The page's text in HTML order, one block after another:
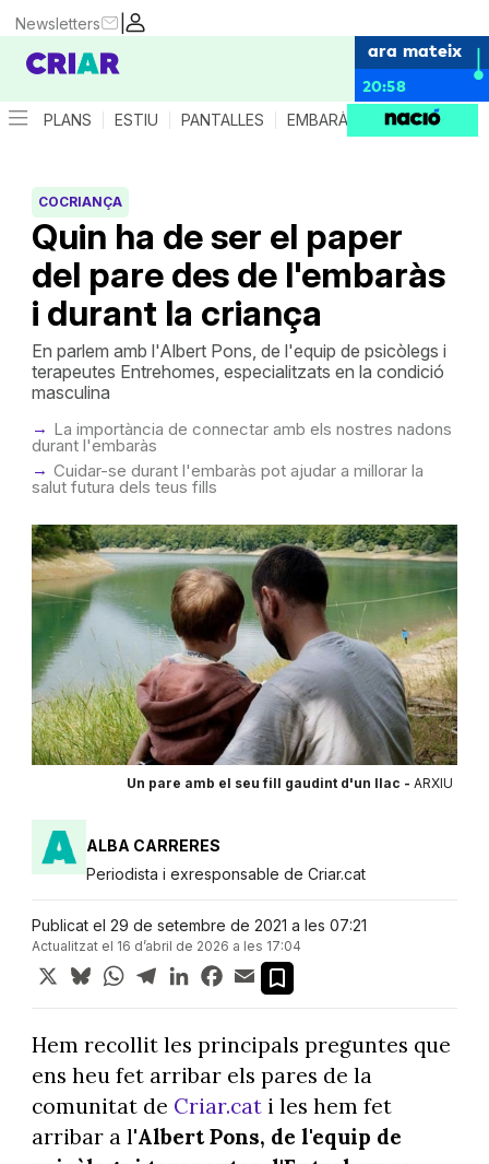
|
Newsletters
ara mateix
20:58
PLANS ESTIU PANTALLES EMBARÀS CRIANÇA
Quin ha de ser el paper
del pare des de l'embaràs
i durant la criança
COCRIANÇA
En parlem amb l'Albert Pons, de l'equip de psicòlegs i
terapeutes Entrehomes, especialitzats en la condició
masculina
La importància de connectar amb els nostres nadons
durant l'embaràs
Cuidar-se durant l'embaràs pot ajudar a millorar la
salut futura dels teus fills
Un pare amb el seu fill gaudint d'un llac - ARXIU
ALBA CARRERES
Periodista i exresponsable de Criar.cat
Publicat el 29 de setembre de 2021 a les 07:21
Actualitzat el 16 d’abril de 2026 a les 17:04
X BlueskyWhatsApp
TelegramLinkedInFacebook
Email
Hem recollit les principals preguntes que
ens heu fet arribar els pares de la
comunitat de Criar.cati les hem fet
arribar a l'Albert Pons, de l'equip de